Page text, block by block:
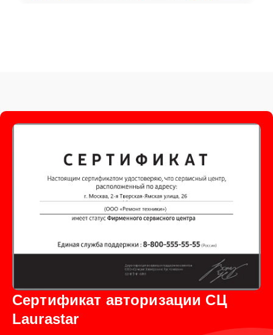
Сертификат авторизации СЦ
Laurastar